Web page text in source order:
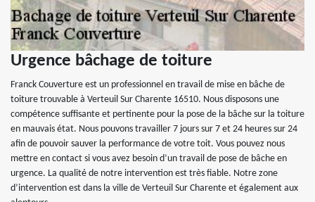
Urgence bâchage de toiture
Franck Couverture est un professionnel en travail de mise en bâche de
toiture trouvable à Verteuil Sur Charente 16510. Nous disposons une
compétence suffisante et pertinente pour la pose de la bâche sur la toiture
en mauvais état. Nous pouvons travailler 7 jours sur 7 et 24 heures sur 24
afin de pouvoir sauver la performance de votre toit. Vous pouvez nous
mettre en contact si vous avez besoin d’un travail de pose de bâche en
urgence. La qualité de notre intervention est très fiable. Notre zone
d’intervention est dans la ville de Verteuil Sur Charente et également aux